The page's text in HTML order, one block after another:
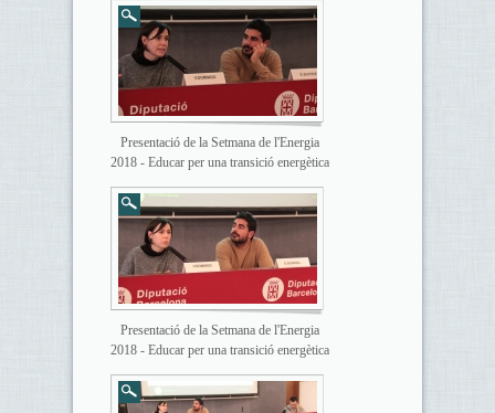
Presentació de la Setmana de l'Energia
2018 - Educar per una transició energètica
Presentació de la Setmana de l'Energia
2018 - Educar per una transició energètica